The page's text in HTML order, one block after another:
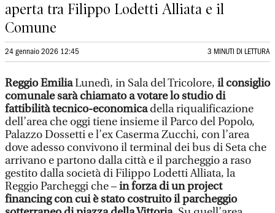
aperta tra Filippo Lodetti Alliata e il
Comune
24 gennaio 2026 12:45 3 MINUTI DI LETTURA
Reggio EmiliaLunedì, in Sala del Tricolore, il consiglio
comunale sarà chiamato a votare lo studio di
fattibilità tecnico-economicadella riqualificazione
dell’area che oggi tiene insieme il Parco del Popolo,
Palazzo Dossetti e l’ex Caserma Zucchi, con l’area
dove adesso convivono il terminal dei bus di Seta che
arrivano e partono dalla città e il parcheggio a raso
gestito dalla società di Filippo Lodetti Alliata, la
Reggio Parcheggi che –in forza di un project
financing con cui è stato costruito il parcheggio